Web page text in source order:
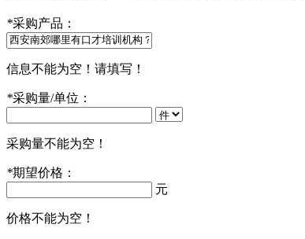
*采购产品：
信息不能为空！请填写！
*采购量/单位：
采购量不能为空！
*期望价格：
元
价格不能为空！